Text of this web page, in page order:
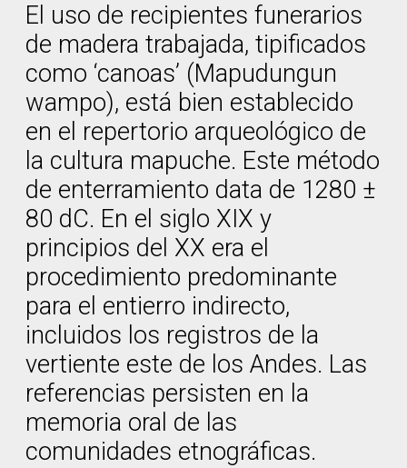
El uso de recipientes funerarios
de madera trabajada, tipificados
como ‘canoas’ (Mapudungun
wampo), está bien establecido
en el repertorio arqueológico de
la cultura mapuche. Este método
de enterramiento data de 1280 ±
80 dC. En el siglo XIX y
principios del XX era el
procedimiento predominante
para el entierro indirecto,
incluidos los registros de la
vertiente este de los Andes. Las
referencias persisten en la
memoria oral de las
comunidades etnográficas.